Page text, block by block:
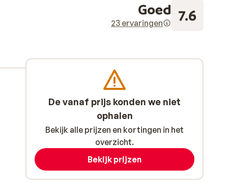
Goed
23 ervaringen 7.6
De vanaf prijs konden we niet
ophalen
Bekijk alle prijzen en kortingen in het
overzicht.
Bekijk prijzen